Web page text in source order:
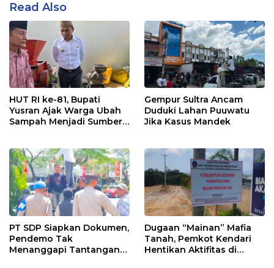
Read Also
HUT RI ke-81, Bupati
Yusran Ajak Warga Ubah
Sampah Menjadi Sumber
Gempur Sultra Ancam
Duduki Lahan Puuwatu
Jika Kasus Mandek
PT SDP Siapkan Dokumen,
Pendemo Tak
Menanggapi Tantangan
Dugaan “Mainan” Mafia
Tanah, Pemkot Kendari
Hentikan Aktifitas di